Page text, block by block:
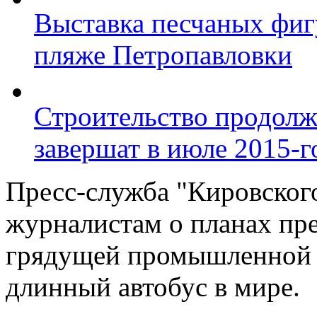
Выставка песчаных
пляже Петропавловки
Строительство
завершат в июле 2015-
Пресс-служба
журналистам о планах
грядущей промышленной
длинный автобус в мире.